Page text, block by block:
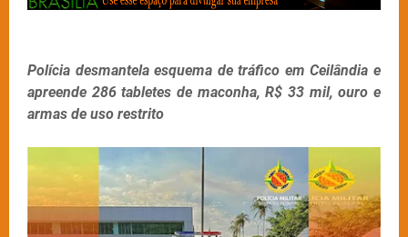
Polícia desmantela esquema de tráfico em Ceilândia e
apreende 286 tabletes de maconha, R$ 33 mil, ouro e
armas de uso restrito